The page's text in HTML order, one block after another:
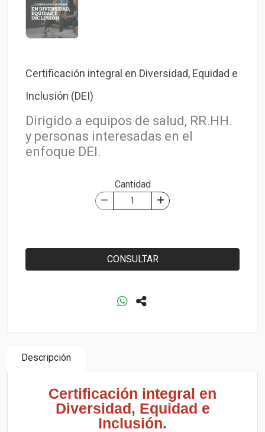
Certificación integral en Diversidad, Equidad e
Inclusión (DEI)
Dirigido a equipos de salud, RR.HH.
y personas interesadas en el
enfoque DEI.
Cantidad
CONSULTAR
Descripción
Certificación integral en
Diversidad, Equidad e
Inclusión.